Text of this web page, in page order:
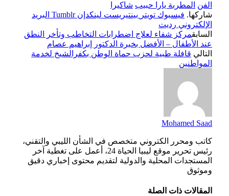
الفن المطربة يارا حبيب شاكيرا
شاركها. فيسبوك تويتر بينتيريست لينكدإن Tumblr البريد
الإلكتروني رديت
السابقمركز شفاء لعلاج اضطرابات التخاطب وتأخر النطق
عند الأطفال – الأفضل بخبرة الدكتور إبراهيم عصام
التالي قافلة طبية لحزب حماة الوطن بكفرالشيخ لخدمة
المواطنين
Mohamed Saad
كاتب ومحرر الكتروني متخصص في الشأن الليبي والتقني،
رئيس تحرير موقع ليبيا الحياة 24، أعمل على تغطية آخر
المستجدات المحلية والدولية لتقديم محتوى إخباري دقيق
وموثوق
المقالاتذات الصلة